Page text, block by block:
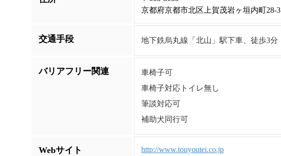
京都府京都市北区上賀茂岩ヶ垣内町28-3
交通手段 地下鉄烏丸線「北山」駅下車、徒歩3分
バリアフリー関連
車椅子可
車椅子対応トイレ無し
筆談対応可
補助犬同行可
Webサイト http://www.touyoutei.co.jp